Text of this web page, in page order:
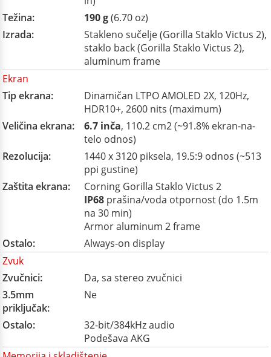
Težina:
190 g(6.70 oz)
Izrada:
Stakleno sučelje (Gorilla Staklo Victus 2),
staklo back (Gorilla Staklo Victus 2),
aluminum frame
Ekran
Tip ekrana:
Dinamičan LTPO AMOLED 2X, 120Hz,
HDR10+, 2600 nits (maximum)
Veličina ekrana:
6.7 inča, 110.2 cm2 (~91.8% ekran-na-
telo odnos)
Rezolucija:
1440 x 3120 piksela, 19.5:9 odnos (~513
ppi gustine)
Zaštita ekrana:
Corning Gorilla Staklo Victus 2
IP68 prašina/voda otpornost (do 1.5m
na 30 min)
Armor aluminum 2 frame
Ostalo:
Always-on display
Zvuk
Zvučnici:
Da, sa stereo zvučnici
3.5mm
priključak:
Ne
Ostalo:
32-bit/384kHz audio
Podešava AKG